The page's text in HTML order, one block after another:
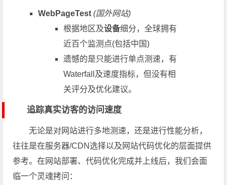
WebPageTest (国外网站)
根据地区及设备细分，全球拥有
近百个监测点(包括中国)
遗憾的是只能进行单点测速，有
Waterfall及速度指标，但没有相
关评分及优化建议。
追踪真实访客的访问速度
无论是对网站进行多地测速，还是进行性能分析，
往往是在服务器/CDN选择以及网站代码优化的层面提供
参考。在网站部署、代码优化完成并上线后，我们会面
临一个灵魂拷问：